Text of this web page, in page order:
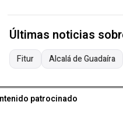
Últimas noticias
Fitur Alcalá de Guadaíra
patrocinado